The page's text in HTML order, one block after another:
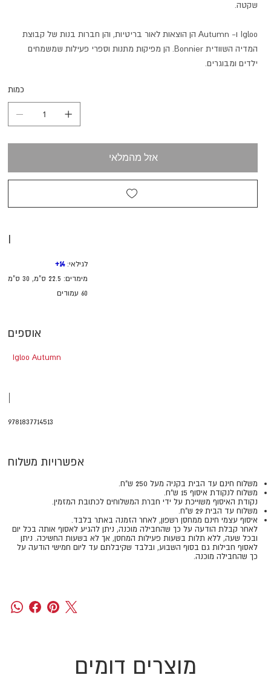
שקטה.
Igloo ו- Autumn הן הוצאות לאור בריטיות, והן חברות בנות של קבוצת
המדיה השוודית Bonnier. הן מפיקות מתנות וספרי פעילות שמשמחים
ילדים ומבוגרים.
כמות
אזל מהמלאי
I
לגילאי:14
+
מימדים: 22.5 ס"מ, 30 ס"מ
60 עמודים
אוספים
Igloo Autumn
|
9781837714513
אפשרויות משלוח
משלוח חינם עד הבית בקניה מעל 250 ש"ח.
משלוח לנקודת איסוף 15 ש"ח.
נקודת האיסוף משוייכת על ידי חברת המשלוחים לכתובת המזמין.
משלוח עד הבית 29 ש"ח.
איסוף עצמי חינם ממחסן רשפון, לאחר הזמנה באתר בלבד.
​​​​​​​לאחר קבלת הודעה על כך שהחבילה מוכנה, ניתן להגיע לאסוף אותה בכל יום
ובכל שעה, ללא תלות בשעות פעילות המחסן, אך לא בשעות החשיכה. ניתן
לאסוף חבילות גם בסוף השבוע, ובלבד שקיבלתם עד ליום חמישי הודעה על
כך שהחבילה מוכנה.
מוצרים דומים